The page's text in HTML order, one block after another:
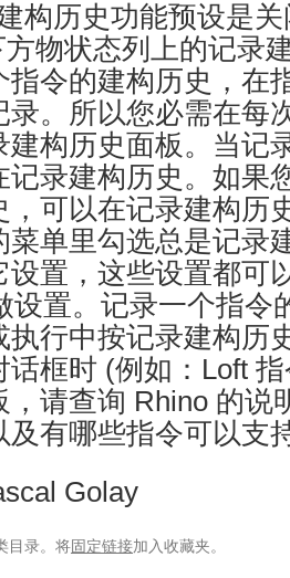
构历史功能预设是
物状态列上的记录
指令的建构历史，在
录。所以您必需在每
建构历史面板。当记
记录建构历史。如果
，可以在记录建构历
菜单里勾选总是记录
设置，这些设置都可
设置。记录一个指令
执行中按记录建构历
话框时 (例如：Loft
，请查询 Rhino 的说
及有哪些指令可以支
Golay
目录。将固定链接加入收藏夹。